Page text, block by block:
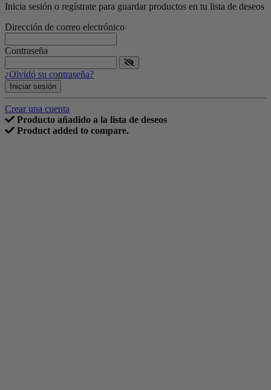
Inicia sesión o regístrate para guardar productos en tu lista de deseos
Dirección de correo electrónico
Contraseña
¿Olvidó su contraseña?
Iniciar sesión
Crear una cuenta
Producto añadido a la lista de deseos
Product added to compare.